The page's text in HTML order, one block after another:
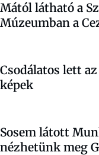
Mától látható a
Múzeumban a
Csodálatos lett
képek
Sosem látott
nézhetünk meg